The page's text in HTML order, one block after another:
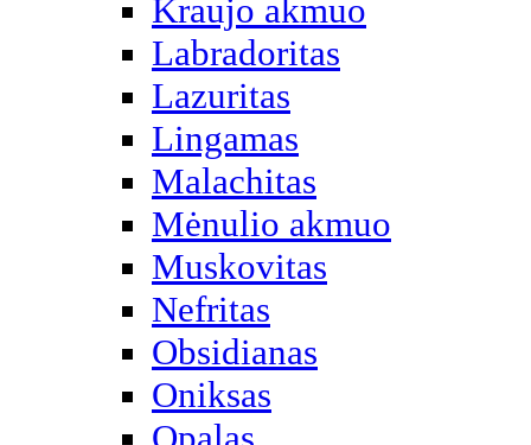
Kraujo akmuo
Labradoritas
Lazuritas
Lingamas
Malachitas
Mėnulio akmuo
Muskovitas
Nefritas
Obsidianas
Oniksas